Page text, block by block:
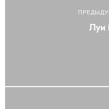
Луи